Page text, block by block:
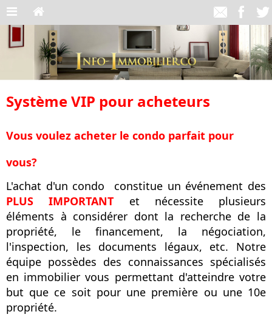
Système VIP pour acheteurs
Vous voulez acheter le condo parfait pour
vous?
L'achat d'un condo constitue un événement des
PLUS IMPORTANT et nécessite plusieurs
éléments à considérer dont la recherche de la
propriété, le financement, la négociation,
l'inspection, les documents légaux, etc. Notre
équipe possèdes des connaissances spécialisés
en immobilier vous permettant d'atteindre votre
but que ce soit pour une première ou une 10e
propriété.